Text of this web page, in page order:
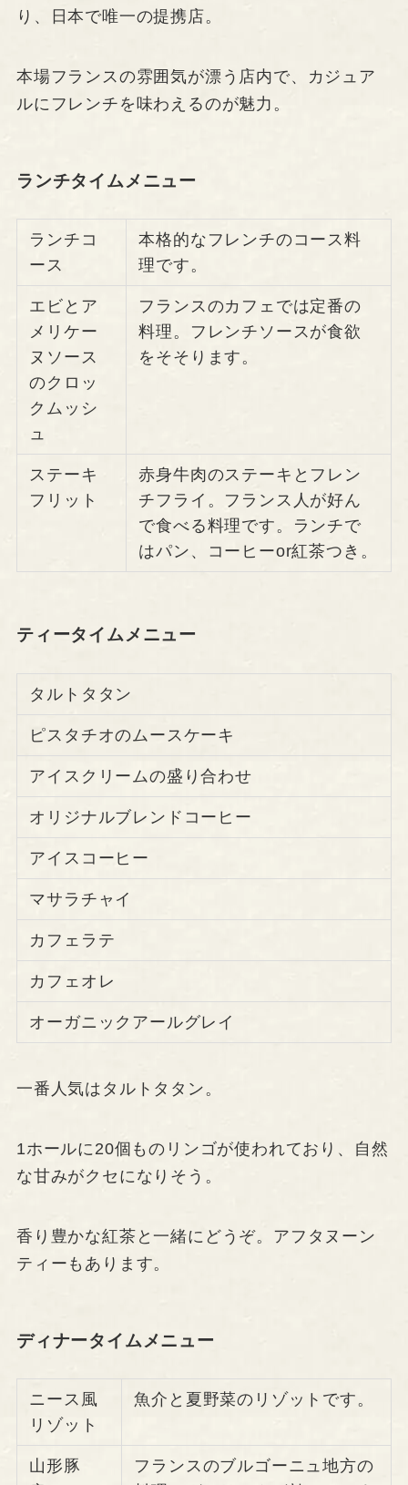
り、日本で唯一の提携店。
本場フランスの雰囲気が漂う店内で、カジュア
ルにフレンチを味わえるのが魅力。
ランチタイムメニュー
ランチコ
ース
本格的なフレンチのコース料
理です。
エビとア
メリケー
ヌソース
のクロッ
クムッシ
ュ
フランスのカフェでは定番の
料理。フレンチソースが食欲
をそそります。
ステーキ
フリット
赤身牛肉のステーキとフレン
チフライ。フランス人が好ん
で食べる料理です。ランチで
はパン、コーヒーor紅茶つき。
ティータイムメニュー
タルトタタン
ピスタチオのムースケーキ
アイスクリームの盛り合わせ
オリジナルブレンドコーヒー
アイスコーヒー
マサラチャイ
カフェラテ
カフェオレ
オーガニックアールグレイ
一番人気はタルトタタン。
1ホールに20個ものリンゴが使われており、自然
な甘みがクセになりそう。
香り豊かな紅茶と一緒にどうぞ。アフタヌーン
ティーもあります。
ディナータイムメニュー
ニース風
リゾット
魚介と夏野菜のリゾットです。
山形豚
フランスのブルゴーニュ地方の